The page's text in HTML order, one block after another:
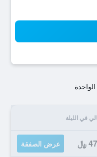
في الليلة
﷼ عرض الصفقة